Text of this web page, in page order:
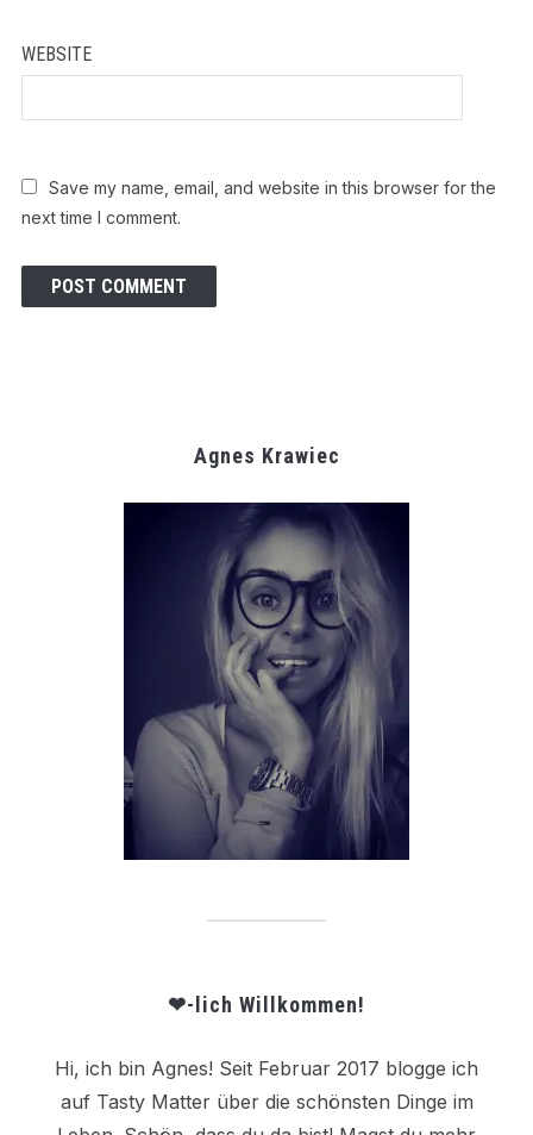
WEBSITE
Save my name, email, and website in this browser for the
next time I comment.
Agnes Krawiec
❤-lich Willkommen!
Hi, ich bin Agnes! Seit Februar 2017 blogge ich
auf Tasty Matter über die schönsten Dinge im